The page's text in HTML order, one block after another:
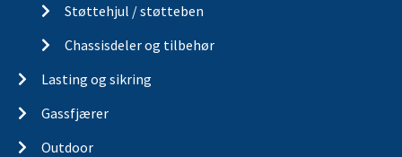
Støttehjul / støtteben
Chassisdeler og tilbehør
Lasting og sikring
Gassfjærer
Outdoor